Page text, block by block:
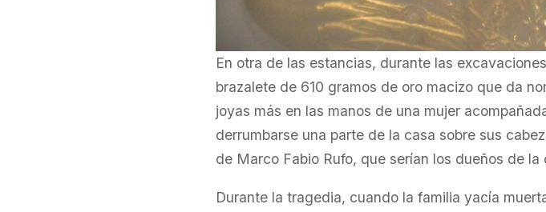
En otra de las estancias, durante las
brazalete de 610 gramos de oro macizo que da
joyas más en las manos de una mujer
derrumbarse una parte de la casa sobre sus
de Marco Fabio Rufo, que serían los dueños de la
Durante la tragedia, cuando la familia yacía